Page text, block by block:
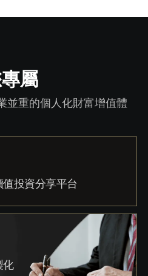
屬
並重的個人化財富增值體
投資分享平台
化